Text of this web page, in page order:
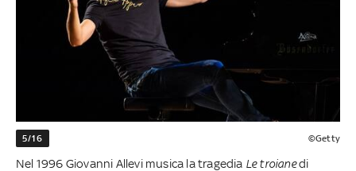
5/16 ©Getty
Nel 1996 Giovanni Allevi musica la tragedia Le troianedi